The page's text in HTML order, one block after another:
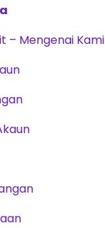
– Mengenai Kami